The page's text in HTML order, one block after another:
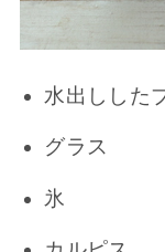
水出しした
グラス
氷